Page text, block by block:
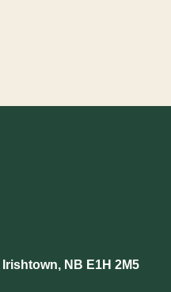
NB E1H 2M5